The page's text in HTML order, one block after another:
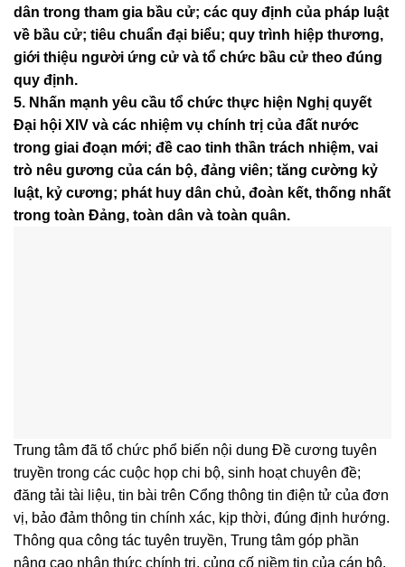
dân trong tham gia bầu cử; các quy định của pháp luật
về bầu cử; tiêu chuẩn đại biểu; quy trình hiệp thương,
giới thiệu người ứng cử và tổ chức bầu cử theo đúng
quy định.
5. Nhấn mạnh yêu cầu tổ chức thực hiện Nghị quyết
Đại hội XIV và các nhiệm vụ chính trị của đất nước
trong giai đoạn mới; đề cao tinh thần trách nhiệm, vai
trò nêu gương của cán bộ, đảng viên; tăng cường kỷ
luật, kỷ cương; phát huy dân chủ, đoàn kết, thống nhất
trong toàn Đảng, toàn dân và toàn quân.
Trung tâm đã tổ chức phổ biến nội dung Đề cương tuyên
truyền trong các cuộc họp chi bộ, sinh hoạt chuyên đề;
đăng tải tài liệu, tin bài trên Cổng thông tin điện tử của đơn
vị, bảo đảm thông tin chính xác, kịp thời, đúng định hướng.
Thông qua công tác tuyên truyền, Trung tâm góp phần
nâng cao nhận thức chính trị, củng cố niềm tin của cán bộ,